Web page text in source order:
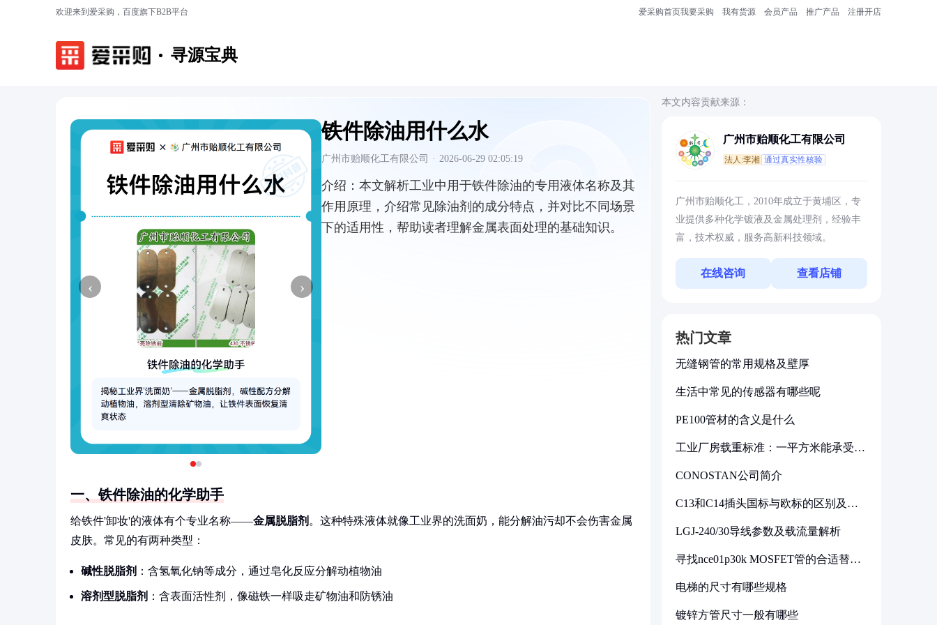
欢迎来到爱采购，百度旗下B2B平台 爱采购首页我要采购 我有货源 会员产品 推广产品 注册开店
寻源宝典
‹ ›
铁件除油用什么水
广州市贻顺化工有限公司 · 2026-06-29 02:05:19
介绍： 本文解析工业中用于铁件除油的专用液体名称及其
作用原理，介绍常见除油剂的成分特点，并对比不同场景
下的适用性，帮助读者理解金属表面处理的基础知识。
一、铁件除油的化学助手
给铁件'卸妆'的液体有个专业名称——金属脱脂剂 。这种特殊液体就像工业界的洗面奶，能分解油污却不会伤害金属
皮肤。常见的有两种类型：
碱性脱脂剂 ：含氢氧化钠等成分，通过皂化反应分解动植物油
溶剂型脱脂剂 ：含表面活性剂，像磁铁一样吸走矿物油和防锈油
本文内容贡献来源：
广州市贻顺化工有限公司
法人:李湘 通过真实性核验
广州市贻顺化工，2010年成立于黄埔区，专
业提供多种化学镀液及金属处理剂，经验丰
富，技术权威，服务高新科技领域。
在线咨询 查看店铺
热门文章
无缝钢管的常用规格及壁厚
生活中常见的传感器有哪些呢
PE100管材的含义是什么
工业厂房载重标准：一平方米能承受多
CONOSTAN公司简介
C13和C14插头国标与欧标的区别及其
LGJ-240/30导线参数及载流量解析
寻找nce01p30k MOSFET管的合适替代
电梯的尺寸有哪些规格
镀锌方管尺寸一般有哪些